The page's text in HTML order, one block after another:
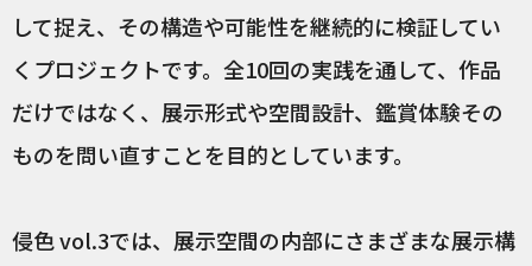
して捉え、その構造や可能性を継続的に検証してい
くプロジェクトです。全10回の実践を通して、作品
だけではなく、展示形式や空間設計、鑑賞体験その
ものを問い直すことを目的としています。
侵色 vol.3では、展示空間の内部にさまざまな展示構